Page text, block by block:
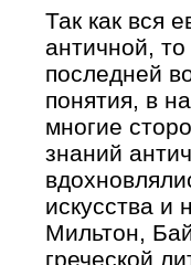
Так как вся
античной,
последней
понятия, в
многие
знаний
искусства и
Мильтон,
греческой